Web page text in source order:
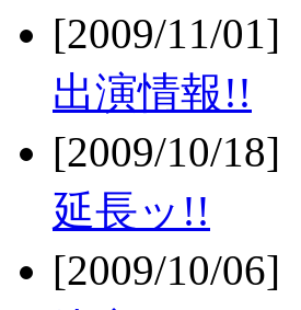
[2009/11/01]
出演情報!!
[2009/10/18]
延長ッ!!
[2009/10/06]